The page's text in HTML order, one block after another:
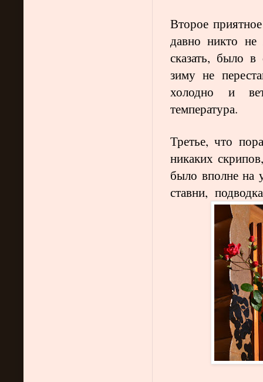
Второе
давно никто
сказать, было
зиму не
холодно и
температура.
Третье, что
никаких
было вполне на
ставни,